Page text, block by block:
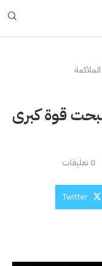
قوة كبرى
0 تعليقات
Twitter